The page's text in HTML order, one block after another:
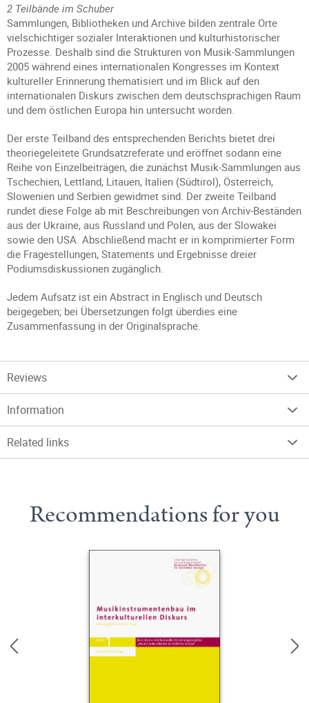
2 Teilbände im Schuber
Sammlungen, Bibliotheken und Archive bilden zentrale Orte
vielschichtiger sozialer Interaktionen und kulturhistorischer
Prozesse. Deshalb sind die Strukturen von Musik-Sammlungen
2005 während eines internationalen Kongresses im Kontext
kultureller Erinnerung thematisiert und im Blick auf den
internationalen Diskurs zwischen dem deutschsprachigen Raum
und dem östlichen Europa hin untersucht worden.
Der erste Teilband des entsprechenden Berichts bietet drei
theoriegeleitete Grundsatzreferate und eröffnet sodann eine
Reihe von Einzelbeiträgen, die zunächst Musik-Sammlungen aus
Tschechien, Lettland, Litauen, Italien (Südtirol), Österreich,
Slowenien und Serbien gewidmet sind. Der zweite Teilband
rundet diese Folge ab mit Beschreibungen von Archiv-Beständen
aus der Ukraine, aus Russland und Polen, aus der Slowakei
sowie den USA. Abschließend macht er in komprimierter Form
die Fragestellungen, Statements und Ergebnisse dreier
Podiumsdiskussionen zugänglich.
Jedem Aufsatz ist ein Abstract in Englisch und Deutsch
beigegeben; bei Übersetzungen folgt überdies eine
Zusammenfassung in der Originalsprache.
Reviews
Information
Related links
Recommendations for you